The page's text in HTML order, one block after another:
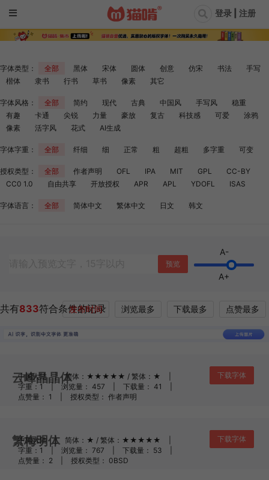
登录 | 注册
字体类型： 全部 黑体 宋体 圆体 创意 仿宋 书法
手写
楷体
隶书 行书 草书 像素 其它
字体风格： 全部 简约 现代 古典 中国风 手写风
稳重
有趣
卡通 尖锐 力量 豪放 复古 科技感 可爱
涂鸦
像素
活字风 花式 AI生成
字体字重： 全部 纤细 细 正常 粗 超粗 多字重 可变
授权类型： 全部 作者声明 OFL IPA MIT GPL
CC-BY
CC0 1.0
自由共享 开放授权 APR APL YDOFL ISAS
字体语言： 全部 简体中文 繁体中文 日文 韩文
A-
A+
共有833符合条件的记录
发布时间 浏览最多 下载最多 点赞最多
云峰晶晶体
中国大陆 | 简体：★★★★★ / 繁体：★
字重：1
| 浏览量： 457 下载量： 41
点赞量： 1
授权类型： 作者声明
下载字体
繁梅明体
中国大陆 | 简体：★ / 繁体：★★★★★
字重：1
| 浏览量： 767 下载量： 53
点赞量： 2
授权类型： 0BSD
下载字体